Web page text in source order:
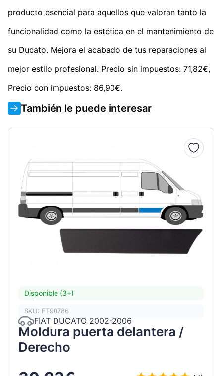
producto esencial para aquellos que valoran tanto la
funcionalidad como la estética en el mantenimiento de
su Ducato. Mejora el acabado de tus reparaciones al
mejor estilo profesional. Precio sin impuestos: 71,82€,
Precio con impuestos: 86,90€.
También le puede interesar
Disponible (3+)
SKU: FT90786
FIAT DUCATO 2002-2006
Moldura puerta delantera /
Derecho